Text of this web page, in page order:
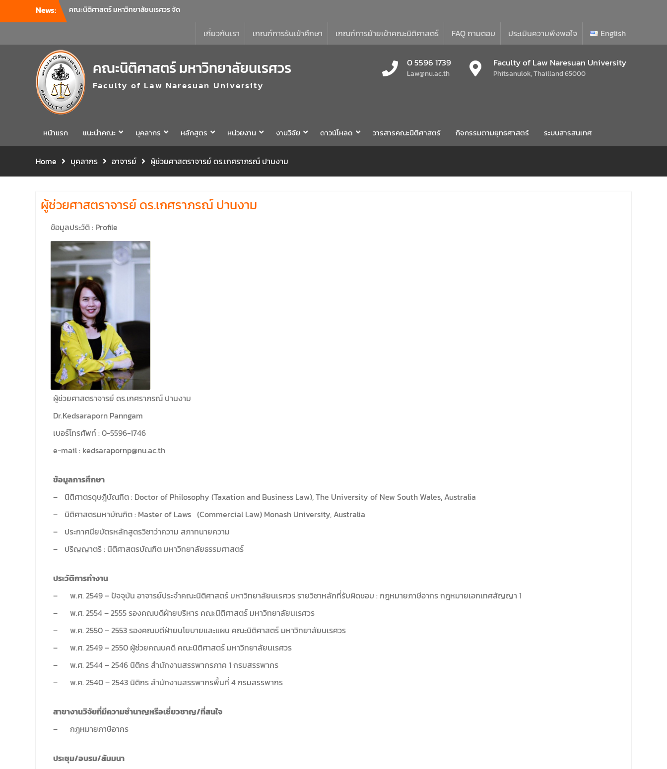
News:
และปฐมพยาบาลเบื้องต้น ประจำปี 2569 ณ ห้อง
บุคลากรที่ปฏิบัติงาน ณ กลุ่มอาคารอุตสาหกรรม
บริการ เพื่อร่วมกันสร้างพื้นที่การทำงานที่
ปลอดภัย ซึ่งครอบคลุมหน่วยงานภายในกลุ่ม
อาคารทั้ง 3 คณะ และ 1 กอง
คณะนิติศาสตร์ มหาวิทยาลัยนเรศวร จัด
โครงการปฐมนิเทศและพบผู้ปกครอง ประจำปี
การศึกษา 2569 โดยได้รับเกียรติจาก รอง
คณบดีคณะนิติศาสตร์ ให้เกียรติเป็นประธานใน
พิธีเปิด พร้อมกล่าวต้อนรับและให้โอวาทแก่นิสิต
ใหม่ มีวัตถุประสงค์เพื่อให้ผู้ปกครองและนิสิตได้
ทราบถึงนโยบายด้านการเรียนการสอนของคณะ
นิติศาสตร์
คณบดีคณะนิติศาสตร์ เป็นประธานที่ประชุมผู้
บริหารคณะพบบุคลากรคณะนิติศาสตร์ เพื่อ
ศึกษา 2569 พร้อมด้วยรองคณบดีทุกฝ่ายเข้า
ร่วมแจ้งนโยบายแนวทางการบริหารงานในแต่ละ
ด้านของคณะ รวมทั้งการเตรียมความพร้อมการ
จัดการเรียนการสอนรายวิชาวิจัยทางกฎหมาย
และรายวิชาตรรกศาสตร์และการเขียนในทาง
นิติศาสตร์ ณ ห้องประชุมชั้น 3 อาคารคณะ
นิติศาสตร์ มหาวิทยาลัยนเรศวร
เกี่ยวกับเรา เกณฑ์การรับเข้าศึกษา เกณฑ์การย้ายเข้าคณะนิติศาสตร์ FAQ ถามตอบ ประเมินความพึงพอใจ English
คณะนิติศาสตร์ มหาวิทยาลัยนเรศวร
Faculty of Law Naresuan University
0 5596 1739
Law@nu.ac.th
Faculty of Law Naresuan University
Phitsanulok, Thailland 65000
หน้าแรก แนะนำคณะ บุคลากร หลักสูตร หน่วยงาน งานวิจัย ดาวน์โหลด วารสารคณะนิติศาสตร์ กิจกรรมตามยุทธศาสตร์ ระบบสารสนเทศ
Home บุคลากร อาจารย์ ผู้ช่วยศาสตราจารย์ ดร.เกศราภรณ์ ปานงาม
ผู้ช่วยศาสตราจารย์ ดร.เกศราภรณ์ ปานงาม
ข้อมูลประวัติ : Profile
ผู้ช่วยศาสตราจารย์ ดร.เกศราภรณ์ ปานงาม
Dr.Kedsaraporn Panngam
เบอร์โทรศัพท์ : 0-5596-1746
e-mail : kedsarapornp@nu.ac.th
ข้อมูลการศึกษา
–
นิติศาตรดุษฎีบัณฑิต : Doctor of Philosophy (Taxation and Business Law), The University of New South Wales, Australia
–
นิติศาสตรมหาบัณฑิต : Master of Laws (Commercial Law) Monash University, Australia
–
ประกาศนียบัตรหลักสูตรวิชาว่าความ สภาทนายความ
–
ปริญญาตรี : นิติศาสตรบัณฑิต มหาวิทยาลัยธรรมศาสตร์
ประวัติการทำงาน
–
พ.ศ. 2549 – ปัจจุบัน อาจารย์ประจำคณะนิติศาสตร์ มหาวิทยาลัยนเรศวร รายวิชาหลักที่รับผิดชอบ : กฎหมายภาษีอากร กฎหมายเอกเทศสัญญา 1
–
พ.ศ. 2554 – 2555 รองคณบดีฝ่ายบริหาร คณะนิติศาสตร์ มหาวิทยาลัยนเรศวร
–
พ.ศ. 2550 – 2553 รองคณบดีฝ่ายนโยบายและแผน คณะนิติศาสตร์ มหาวิทยาลัยนเรศวร
–
พ.ศ. 2549 – 2550 ผู้ช่วยคณบคดี คณะนิติศาสตร์ มหาวิทยาลัยนเรศวร
–
พ.ศ. 2544 – 2546 นิติกร สำนักงานสรรพากรภาค 1 กรมสรรพากร
–
พ.ศ. 2540 – 2543 นิติกร สำนักงานสรรพากรพื้นที่ 4 กรมสรรพากร
สาขางานวิจัยที่มีความชํานาญหรือเชี่ยวชาญ/ที่สนใจ
–
กฎหมายภาษีอากร
ประชุม/อบรม/สัมมนา